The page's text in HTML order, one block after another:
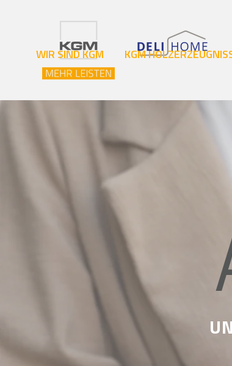
WIR SIND KGM KGM